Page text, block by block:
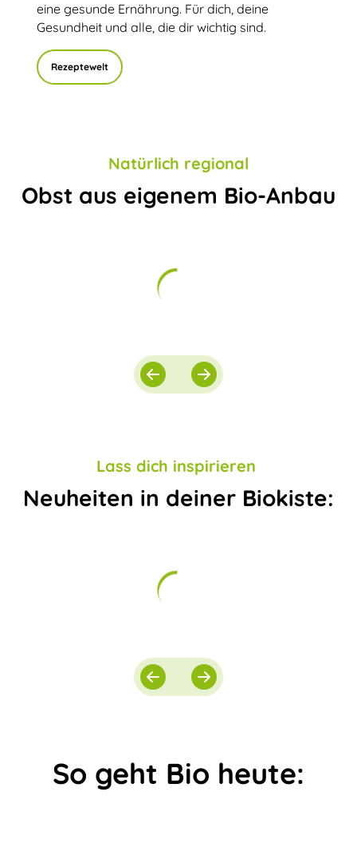
eine gesunde Ernährung. Für dich, deine
Gesundheit und alle, die dir wichtig sind.
Rezeptewelt
Natürlich regional
Obst aus eigenem Bio-Anbau
Lass dich inspirieren
Neuheiten in deiner Biokiste:
So geht Bio heute: